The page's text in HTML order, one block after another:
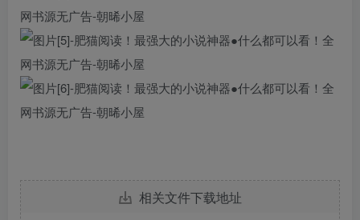
相关文件下载地址